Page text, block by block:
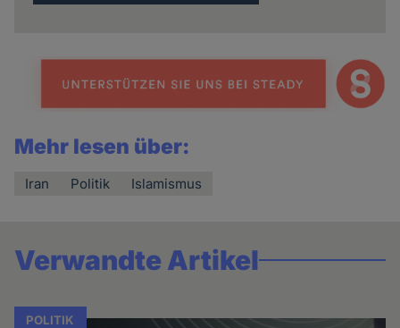
Mehr lesen über:
Iran Politik Islamismus
Verwandte Artikel
POLITIK